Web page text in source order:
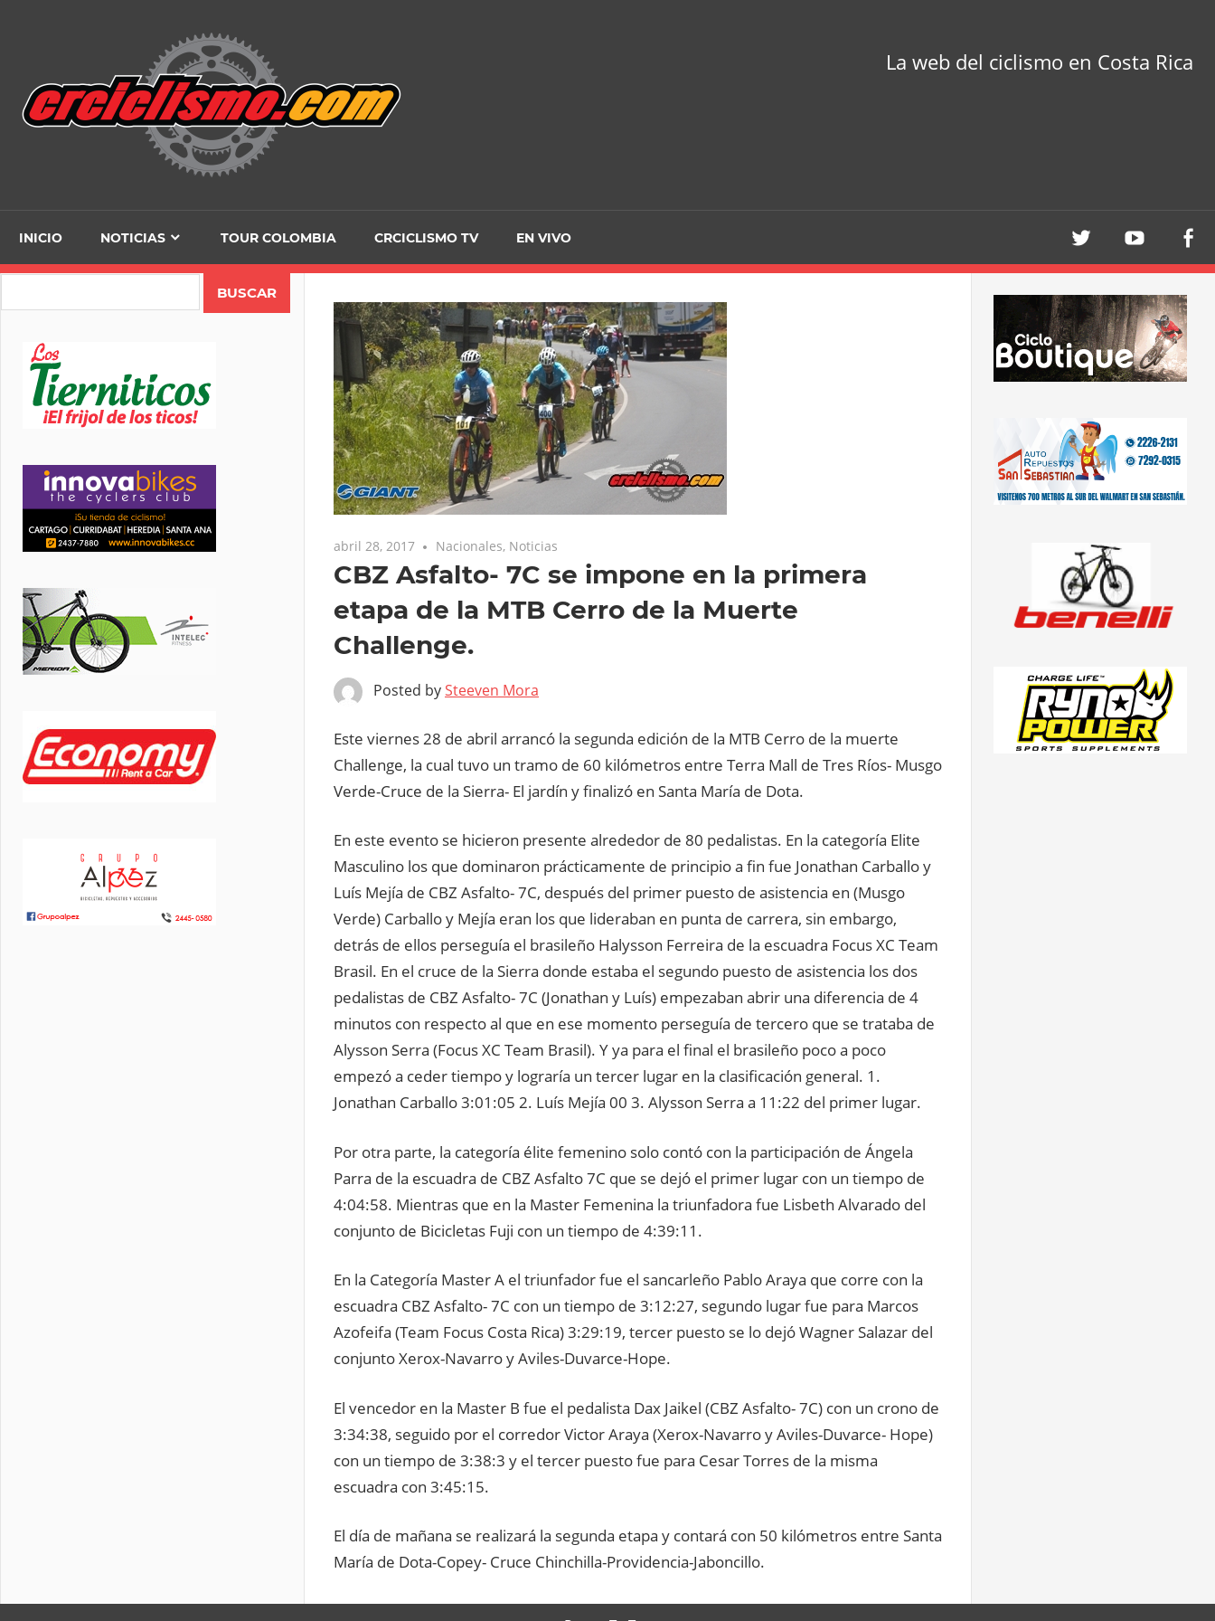
La web del ciclismo en Costa Rica
INICIO NOTICIAS TOUR COLOMBIA CRCICLISMO TV EN VIVO
abril 28, 2017 Nacionales, Noticias
CBZ Asfalto- 7C se impone en la primera
etapa de la MTB Cerro de la Muerte
Challenge.
Posted bySteeven Mora
Este viernes 28 de abril arrancó la segunda edición de la MTB Cerro de la muerte
Challenge, la cual tuvo un tramo de 60 kilómetros entre Terra Mall de Tres Ríos- Musgo
Verde-Cruce de la Sierra- El jardín y finalizó en Santa María de Dota.
En este evento se hicieron presente alrededor de 80 pedalistas. En la categoría Elite
Masculino los que dominaron prácticamente de principio a fin fue Jonathan Carballo y
Luís Mejía de CBZ Asfalto- 7C, después del primer puesto de asistencia en (Musgo
Verde) Carballo y Mejía eran los que lideraban en punta de carrera, sin embargo,
detrás de ellos perseguía el brasileño Halysson Ferreira de la escuadra Focus XC Team
Brasil. En el cruce de la Sierra donde estaba el segundo puesto de asistencia los dos
pedalistas de CBZ Asfalto- 7C (Jonathan y Luís) empezaban abrir una diferencia de 4
minutos con respecto al que en ese momento perseguía de tercero que se trataba de
Alysson Serra (Focus XC Team Brasil). Y ya para el final el brasileño poco a poco
empezó a ceder tiempo y lograría un tercer lugar en la clasificación general. 1.
Jonathan Carballo 3:01:05 2. Luís Mejía 00 3. Alysson Serra a 11:22 del primer lugar.
Por otra parte, la categoría élite femenino solo contó con la participación de Ángela
Parra de la escuadra de CBZ Asfalto 7C que se dejó el primer lugar con un tiempo de
4:04:58. Mientras que en la Master Femenina la triunfadora fue Lisbeth Alvarado del
conjunto de Bicicletas Fuji con un tiempo de 4:39:11.
En la Categoría Master A el triunfador fue el sancarleño Pablo Araya que corre con la
escuadra CBZ Asfalto- 7C con un tiempo de 3:12:27, segundo lugar fue para Marcos
Azofeifa (Team Focus Costa Rica) 3:29:19, tercer puesto se lo dejó Wagner Salazar del
conjunto Xerox-Navarro y Aviles-Duvarce-Hope.
El vencedor en la Master B fue el pedalista Dax Jaikel (CBZ Asfalto- 7C) con un crono de
3:34:38, seguido por el corredor Victor Araya (Xerox-Navarro y Aviles-Duvarce- Hope)
con un tiempo de 3:38:3 y el tercer puesto fue para Cesar Torres de la misma
escuadra con 3:45:15.
El día de mañana se realizará la segunda etapa y contará con 50 kilómetros entre Santa
María de Dota-Copey- Cruce Chinchilla-Providencia-Jaboncillo.